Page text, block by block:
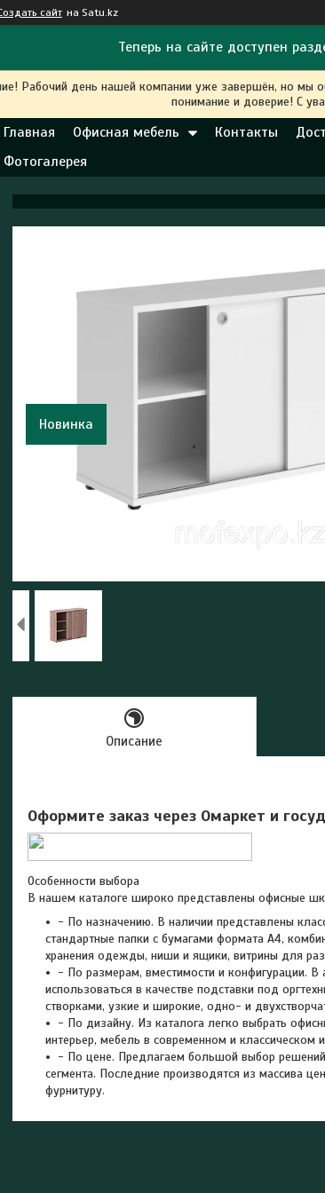
сайт на Satu.kz
Теперь на сайте доступен
Рабочий день нашей компании уже завершён, но мы
понимание и доверие! С
Главная Офисная мебель Контакты
Фотогалерея
Новинка
Описание
Оформите заказ через Омаркет и
Особенности выбора
В нашем каталоге широко представлены офисные
- По назначению. В наличии представлены
стандартные папки с бумагами формата А4,
хранения одежды, ниши и ящики, витрины для
- По размерам, вместимости и конфигурации.
использоваться в качестве подставки под
створками, узкие и широкие, одно- и
- По дизайну. Из каталога легко выбрать
интерьер, мебель в современном и классическом
- По цене. Предлагаем большой выбор
сегмента. Последние производятся из массива
фурнитуру.